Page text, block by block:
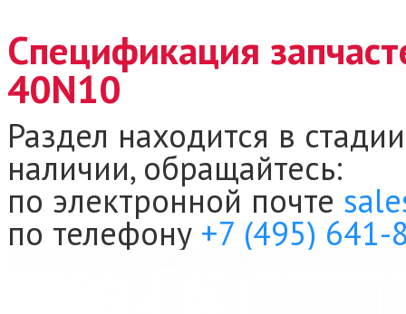
Спецификация
40N10
Раздел находится в
наличии, обращайтесь:
по электронной почте
по телефону +7 (495) 641-